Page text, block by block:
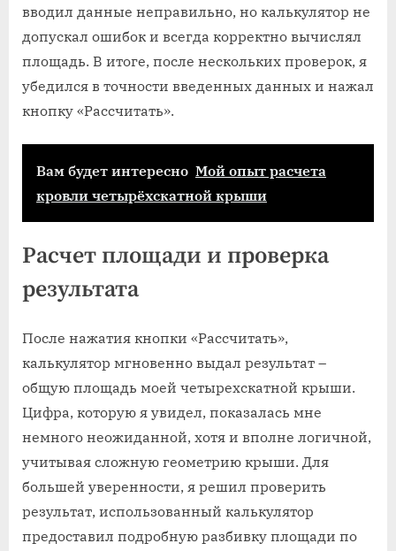
вводил данные неправильно, но калькулятор не
допускал ошибок и всегда корректно вычислял
площадь. В итоге, после нескольких проверок, я
убедился в точности введенных данных и нажал
кнопку «Рассчитать».
Вам будет интересно Мой опыт расчета
кровли четырёхскатной крыши
Расчет площади и проверка
результата
После нажатия кнопки «Рассчитать»,
калькулятор мгновенно выдал результат –
общую площадь моей четырехскатной крыши.
Цифра, которую я увидел, показалась мне
немного неожиданной, хотя и вполне логичной,
учитывая сложную геометрию крыши. Для
большей уверенности, я решил проверить
результат, использованный калькулятор
предоставил подробную разбивку площади по